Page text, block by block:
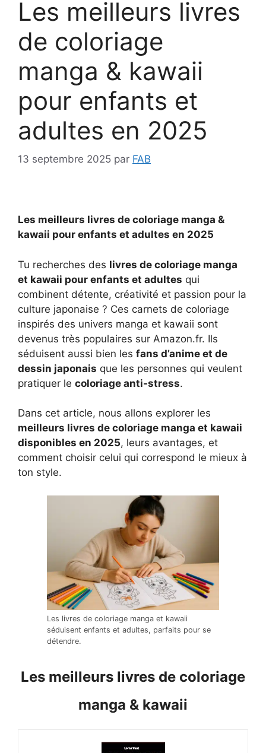
Les meilleurs livres
de coloriage
manga & kawaii
pour enfants et
adultes en 2025
13 septembre 2025 par FAB
Les meilleurs livres de coloriage manga &
kawaii pour enfants et adultes en 2025
Tu recherches des livres de coloriage manga
et kawaii pour enfants et adultes qui
combinent détente, créativité et passion pour la
culture japonaise ? Ces carnets de coloriage
inspirés des univers manga et kawaii sont
devenus très populaires sur Amazon.fr. Ils
séduisent aussi bien les fans d’anime et de
dessin japonais que les personnes qui veulent
pratiquer le coloriage anti-stress.
Dans cet article, nous allons explorer les
meilleurs livres de coloriage manga et kawaii
disponibles en 2025, leurs avantages, et
comment choisir celui qui correspond le mieux à
ton style.
Les livres de coloriage manga et kawaii
séduisent enfants et adultes, parfaits pour se
détendre.
Les meilleurs livres de coloriage
manga & kawaii